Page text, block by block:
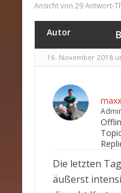
Ansicht von 29 Antwort-
Autor
16. November 2018
maxx
Die letzten
äußerst